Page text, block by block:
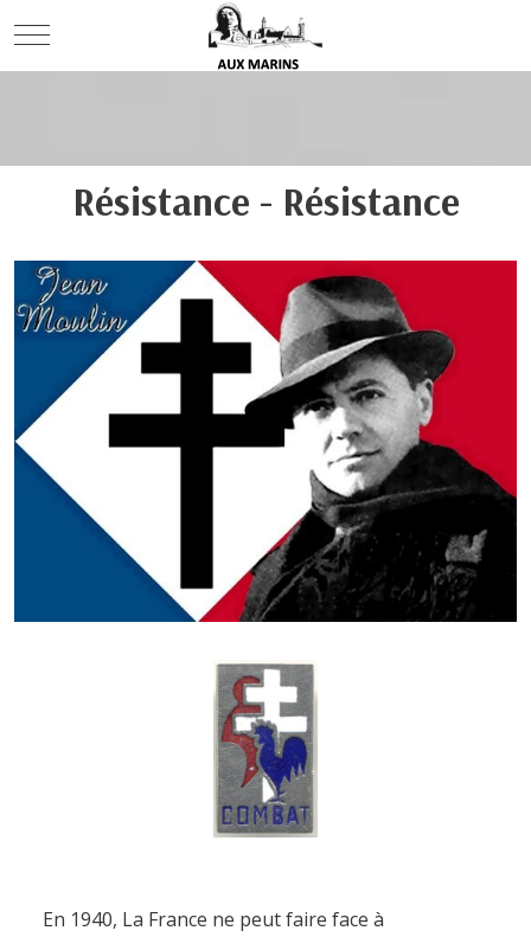
Mobile Menu Toggle
Résistance - Résistance
En 1940, La France ne peut faire face à